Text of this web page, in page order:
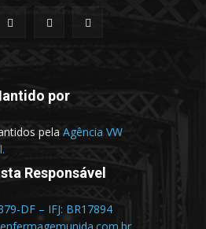
por
pela Agência VW
Responsável
DF – IFJ: BR17894